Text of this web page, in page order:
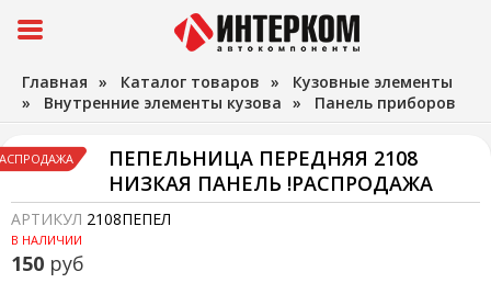
Главная » Каталог товаров » Кузовные элементы
» Внутренние элементы кузова » Панель приборов
ПЕПЕЛЬНИЦА ПЕРЕДНЯЯ 2108
НИЗКАЯ ПАНЕЛЬ !РАСПРОДАЖА
АРТИКУЛ 2108ПЕПЕЛ
В НАЛИЧИИ
150 руб